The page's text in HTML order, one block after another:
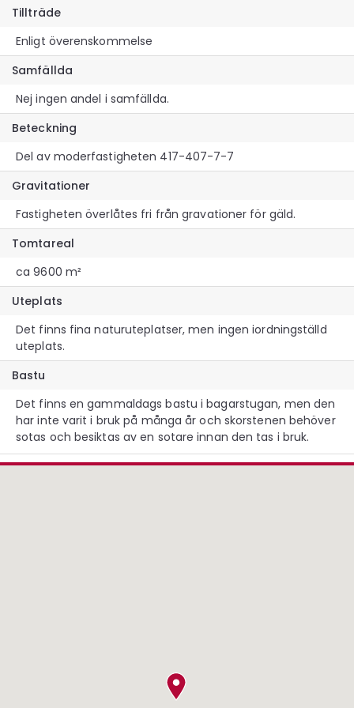
Tillträde
Enligt överenskommelse
Samfällda
Nej ingen andel i samfällda.
Beteckning
Del av moderfastigheten 417-407-7-7
Gravitationer
Fastigheten överlåtes fri från gravationer för gäld.
Tomtareal
ca 9600 m²
Uteplats
Det finns fina naturuteplatser, men ingen iordningställd
uteplats.
Bastu
Det finns en gammaldags bastu i bagarstugan, men den
har inte varit i bruk på många år och skorstenen behöver
sotas och besiktas av en sotare innan den tas i bruk.